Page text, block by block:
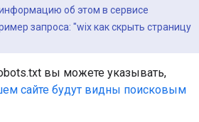
об этом в сервисе
запроса: "wix как скрыть страницу
вы можете указывать,
сайте будут видны поисковым